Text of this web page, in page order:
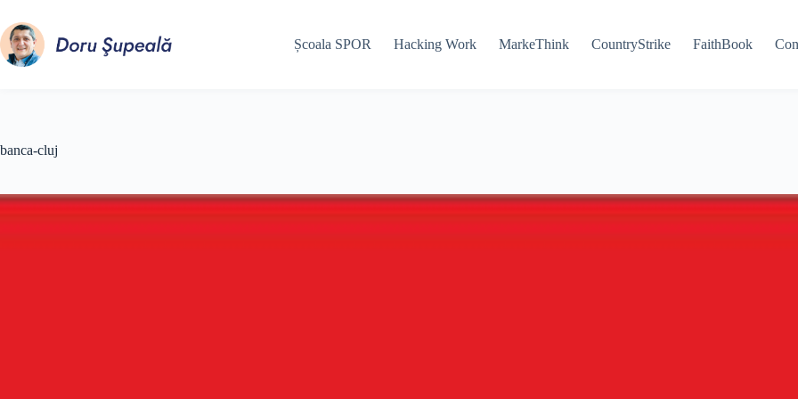
conținut
Școala SPOR Hacking Work MarkeThink CountryStrike FaithBook
banca-cluj